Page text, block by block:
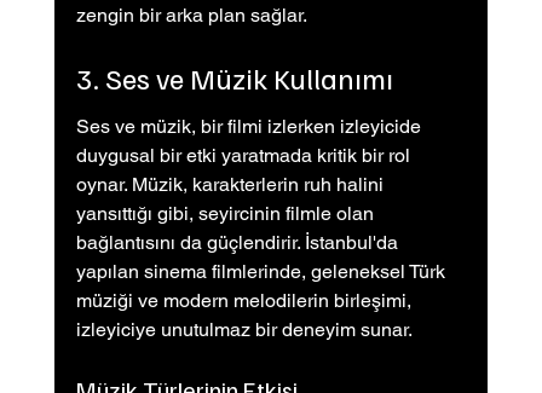
zengin bir arka plan sağlar.
3. Ses ve Müzik Kullanımı
Ses ve müzik, bir filmi izlerken izleyicide
duygusal bir etki yaratmada kritik bir rol
oynar. Müzik, karakterlerin ruh halini
yansıttığı gibi, seyircinin filmle olan
bağlantısını da güçlendirir. İstanbul'da
yapılan sinema filmlerinde, geleneksel Türk
müziği ve modern melodilerin birleşimi,
izleyiciye unutulmaz bir deneyim sunar.